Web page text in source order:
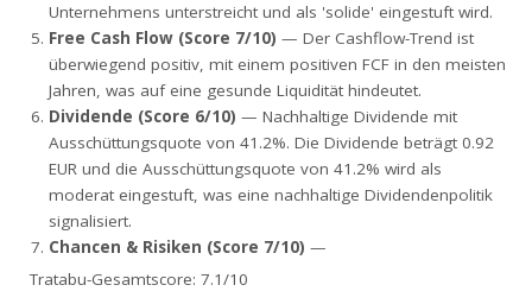
Unternehmens unterstreicht und als 'solide' eingestuft wird.
Free Cash Flow (Score 7/10) — Der Cashflow-Trend ist
überwiegend positiv, mit einem positiven FCF in den meisten
Jahren, was auf eine gesunde Liquidität hindeutet.
Dividende (Score 6/10) — Nachhaltige Dividende mit
Ausschüttungsquote von 41.2%. Die Dividende beträgt 0.92
EUR und die Ausschüttungsquote von 41.2% wird als
moderat eingestuft, was eine nachhaltige Dividendenpolitik
signalisiert.
Chancen & Risiken (Score 7/10) —
Tratabu-Gesamtscore: 7.1/10